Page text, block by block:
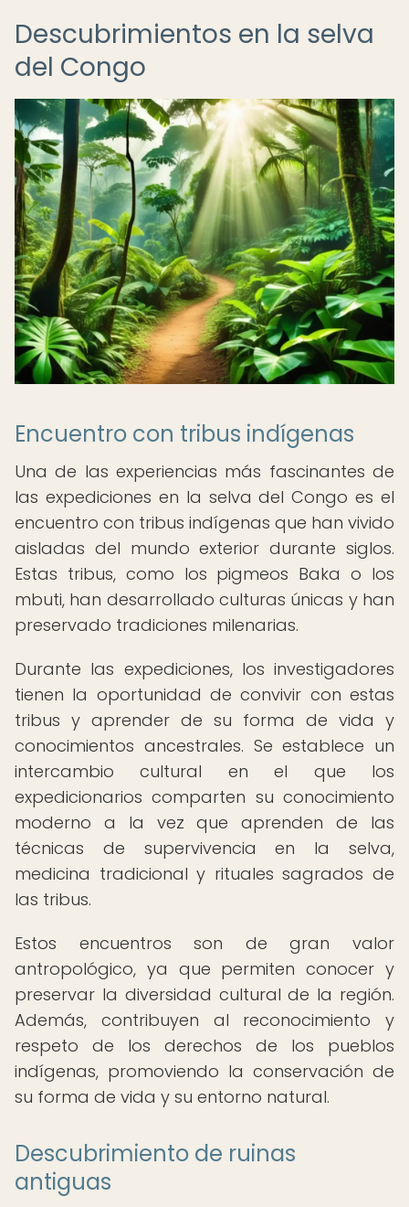
Descubrimientos en la selva
del Congo
Encuentro con tribus indígenas
Una de las experiencias más fascinantes de
las expediciones en la selva del Congo es el
encuentro con tribus indígenas que han vivido
aisladas del mundo exterior durante siglos.
Estas tribus, como los pigmeos Baka o los
mbuti, han desarrollado culturas únicas y han
preservado tradiciones milenarias.
Durante las expediciones, los investigadores
tienen la oportunidad de convivir con estas
tribus y aprender de su forma de vida y
conocimientos ancestrales. Se establece un
intercambio cultural en el que los
expedicionarios comparten su conocimiento
moderno a la vez que aprenden de las
técnicas de supervivencia en la selva,
medicina tradicional y rituales sagrados de
las tribus.
Estos encuentros son de gran valor
antropológico, ya que permiten conocer y
preservar la diversidad cultural de la región.
Además, contribuyen al reconocimiento y
respeto de los derechos de los pueblos
indígenas, promoviendo la conservación de
su forma de vida y su entorno natural.
Descubrimiento de ruinas
antiguas